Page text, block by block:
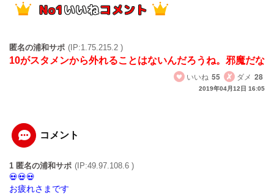
匿名の浦和サポ (IP:1.75.215.2 )
10がスタメンから外れることはないんだろうね。邪魔だな
いいね 55 ダメ 28
2019年04月12日 16:05
コメント
1 匿名の浦和サポ (IP:49.97.108.6 )
お疲れさまです